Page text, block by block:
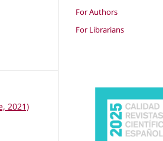
2021)
For Authors
For Librarians